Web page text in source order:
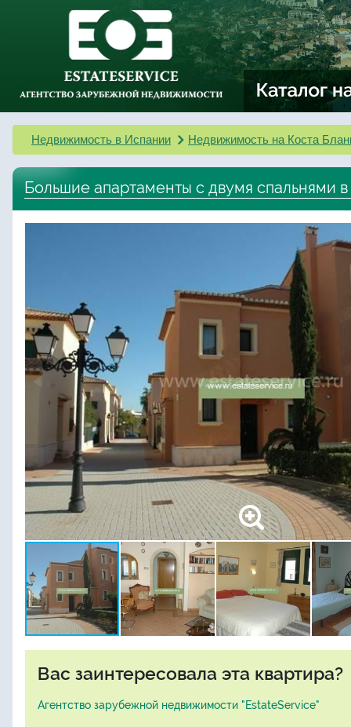
Недвижимость в Испании Недвижимость на Коста
Большие апартаменты с двумя спальнями
Вас заинтересовала эта квартира?
Агентство зарубежной недвижимости "EstateService"